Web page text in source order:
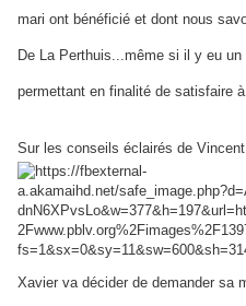
mari ont bénéficié et dont nous
De La Perthuis...même si il y eu
permettant en finalité de satisfaire
Sur les conseils éclairés de
Xavier va décider de demander sa